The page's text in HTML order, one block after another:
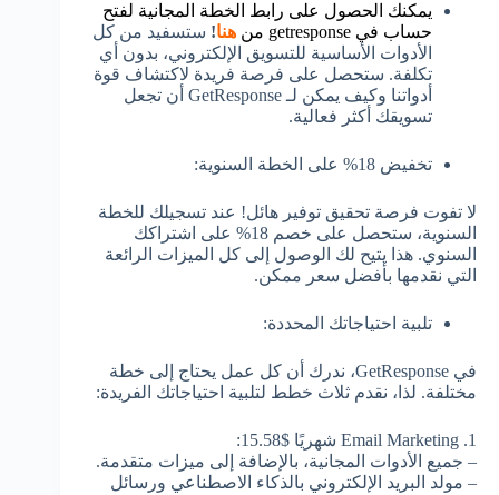
يمكنك الحصول على رابط الخطة المجانية لفتح
حساب في getresponse من
هنا! ستسفيد من كل
الأدوات الأساسية للتسويق الإلكتروني، بدون أي
تكلفة. ستحصل على فرصة فريدة لاكتشاف قوة
أدواتنا وكيف يمكن لـ GetResponse أن تجعل
تسويقك أكثر فعالية.
تخفيض 18% على الخطة السنوية:
لا تفوت فرصة تحقيق توفير هائل! عند تسجيلك للخطة
السنوية، ستحصل على خصم 18% على اشتراكك
السنوي. هذا يتيح لك الوصول إلى كل الميزات الرائعة
التي نقدمها بأفضل سعر ممكن.
تلبية احتياجاتك المحددة:
في GetResponse، ندرك أن كل عمل يحتاج إلى خطة
مختلفة. لذا، نقدم ثلاث خطط لتلبية احتياجاتك الفريدة:
1. Email Marketing شهريًا $15.58:
– جميع الأدوات المجانية، بالإضافة إلى ميزات متقدمة.
– مولد البريد الإلكتروني بالذكاء الاصطناعي ورسائل